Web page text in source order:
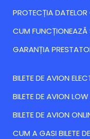
PROTECȚIA
CUM FUNCȚIONEAZĂ
GARANȚIA
BILETE DE AVION
BILETE DE AVION
BILETE DE AVION
CUM A GASI BILETE